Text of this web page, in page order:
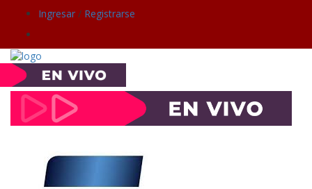
Ingresar / Registrarse